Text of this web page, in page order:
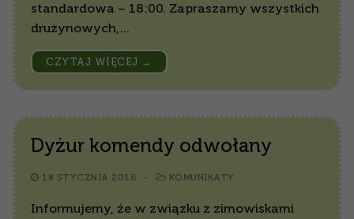
standardowa – 18:00. Zapraszamy wszystkich
drużynowych,…
CZYTAJ WIĘCEJ →
Dyżur komendy odwołany
18 STYCZNIA 2016 - KOMUNIKATY
Informujemy, że w związku z zimowiskami